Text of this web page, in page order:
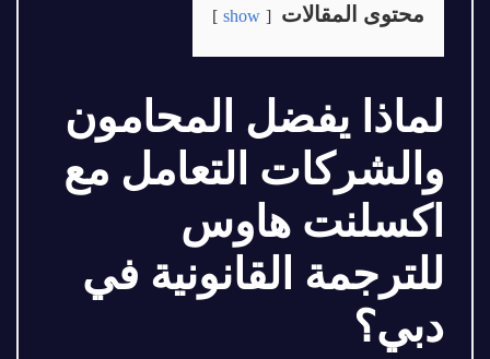
محتوى المقالات show
لماذا يفضل المحامون
والشركات التعامل مع
اكسلنت هاوس
للترجمة القانونية في
دبي؟